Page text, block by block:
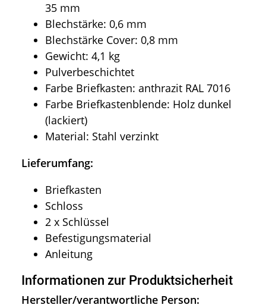
35 mm
Blechstärke: 0,6 mm
Blechstärke Cover: 0,8 mm
Gewicht: 4,1 kg
Pulverbeschichtet
Farbe Briefkasten: anthrazit RAL 7016
Farbe Briefkastenblende: Holz dunkel
(lackiert)
Material: Stahl verzinkt
Lieferumfang:
Briefkasten
Schloss
2 x Schlüssel
Befestigungsmaterial
Anleitung
Informationen zur Produktsicherheit
Hersteller/verantwortliche Person: